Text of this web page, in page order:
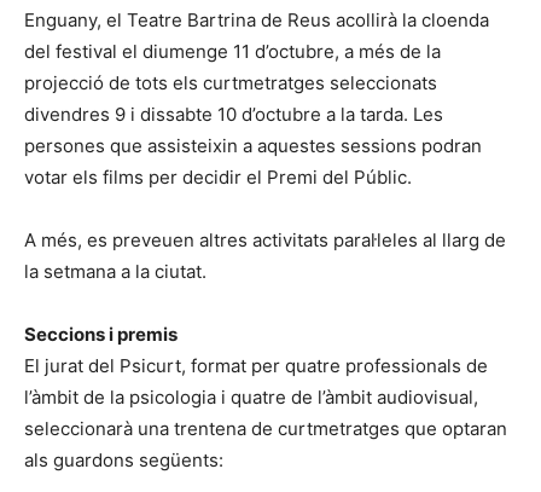
Enguany, el Teatre Bartrina de Reus acollirà la cloenda
del festival el diumenge 11 d’octubre, a més de la
projecció de tots els curtmetratges seleccionats
divendres 9 i dissabte 10 d’octubre a la tarda. Les
persones que assisteixin a aquestes sessions podran
votar els films per decidir el Premi del Públic.
A més, es preveuen altres activitats paral·leles al llarg de
la setmana a la ciutat.
Seccions i premis
El jurat del Psicurt, format per quatre professionals de
l’àmbit de la psicologia i quatre de l’àmbit audiovisual,
seleccionarà una trentena de curtmetratges que optaran
als guardons següents: